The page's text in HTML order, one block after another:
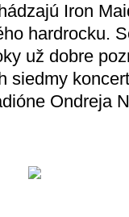
Iron
hardrocku.
už dobre
siedmy
Ondreja